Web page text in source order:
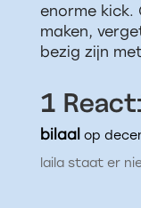
enorme kick.
maken,
bezig zijn
1
bilaal op
laila staat er